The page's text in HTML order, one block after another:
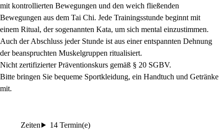
mit kontrollierten Bewegungen und den weich fließenden
Bewegungen aus dem Tai Chi. Jede Trainingsstunde beginnt mit
einem Ritual, der sogenannten Kata, um sich mental einzustimmen.
Auch der Abschluss jeder Stunde ist aus einer entspannten Dehnung
der beanspruchten Muskelgruppen ritualisiert.
Nicht zertifizierter Präventionskurs gemäß § 20 SGBV.
Bitte bringen Sie bequeme Sportkleidung, ein Handtuch und Getränke
mit.
Zeiten 14 Termin(e)